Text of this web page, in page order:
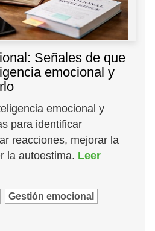
Señales de que
emocional y
emocional y
para identificar
reacciones, mejorar la
la autoestima. Leer
Gestión emocional